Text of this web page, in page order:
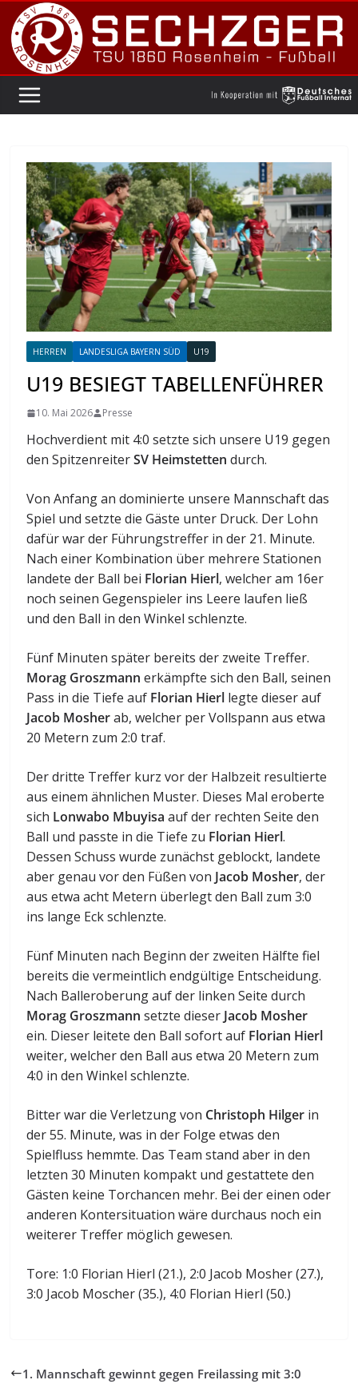
Zum
Inhalt
springen
HERREN LANDESLIGA BAYERN SÜD U19
U19 BESIEGT TABELLENFÜHRER
10. Mai 2026 Presse
Hochverdient mit 4:0 setzte sich unsere U19 gegen
den SpitzenreiterSV Heimstetten durch.
Von Anfang an dominierte unsere Mannschaft das
Spiel und setzte die Gäste unter Druck. Der Lohn
dafür war der Führungstreffer in der 21. Minute.
Nach einer Kombination über mehrere Stationen
landete der Ball bei Florian Hierl, welcher am 16er
noch seinen Gegenspieler ins Leere laufen ließ
und den Ball in den Winkel schlenzte.
Fünf Minuten später bereits der zweite Treffer.
Morag Groszmann erkämpfte sich den Ball, seinen
Pass in die Tiefe auf Florian Hierl legte dieser auf
Jacob Mosherab, welcher per Vollspann aus etwa
20 Metern zum 2:0 traf.
Der dritte Treffer kurz vor der Halbzeit resultierte
aus einem ähnlichen Muster. Dieses Mal eroberte
sich Lonwabo Mbuyisa auf der rechten Seite den
Ball und passte in die Tiefe zu Florian Hierl.
Dessen Schuss wurde zunächst geblockt, landete
aber genau vor den Füßen von Jacob Mosher, der
aus etwa acht Metern überlegt den Ball zum 3:0
ins lange Eck schlenzte.
Fünf Minuten nach Beginn der zweiten Hälfte fiel
bereits die vermeintlich endgültige Entscheidung.
Nach Balleroberung auf der linken Seite durch
Morag Groszmann setzte dieser Jacob Mosher
ein. Dieser leitete den Ball sofort auf Florian Hierl
weiter, welcher den Ball aus etwa 20 Metern zum
4:0 in den Winkel schlenzte.
Bitter war die Verletzung von Christoph Hilger in
der 55. Minute, was in der Folge etwas den
Spielfluss hemmte. Das Team stand aber in den
letzten 30 Minuten kompakt und gestattete den
Gästen keine Torchancen mehr. Bei der einen oder
anderen Kontersituation wäre durchaus noch ein
weiterer Treffer möglich gewesen.
Tore: 1:0 Florian Hierl (21.), 2:0 Jacob Mosher (27.),
3:0 Jacob Moscher (35.), 4:0 Florian Hierl (50.)
1. Mannschaft gewinnt gegen Freilassing mit 3:0